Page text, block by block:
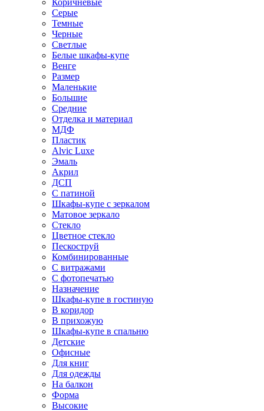
Коричневые
Серые
Темные
Черные
Светлые
Белые шкафы-купе
Венге
Размер
Маленькие
Большие
Средние
Отделка и материал
МДФ
Пластик
Alvic Luxe
Эмаль
Акрил
ДСП
С патиной
Шкафы-купе с зеркалом
Матовое зеркало
Стекло
Цветное стекло
Пескоструй
Комбинированные
С витражами
С фотопечатью
Назначение
Шкафы-купе в гостиную
В коридор
В прихожую
Шкафы-купе в спальню
Детские
Офисные
Для книг
Для одежды
На балкон
Форма
Высокие